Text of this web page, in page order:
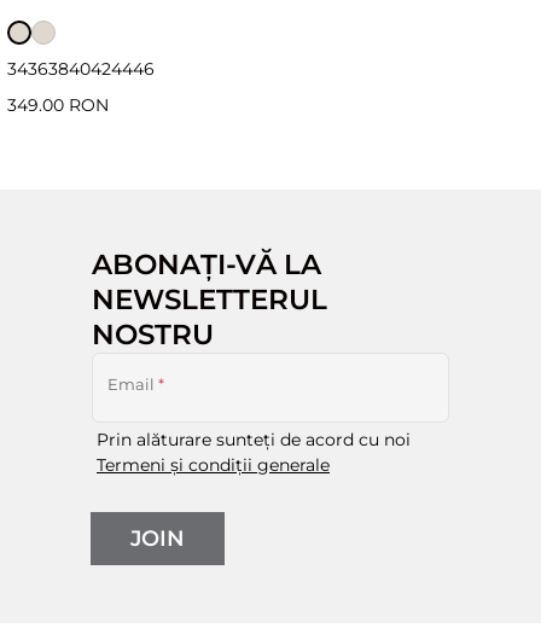
34363840424446
349.00 RON
ABONAȚI-VĂ LA
NEWSLETTERUL
NOSTRU
Email *
Prin alăturare sunteți de acord cu noi
Termeni și condiții generale
JOIN